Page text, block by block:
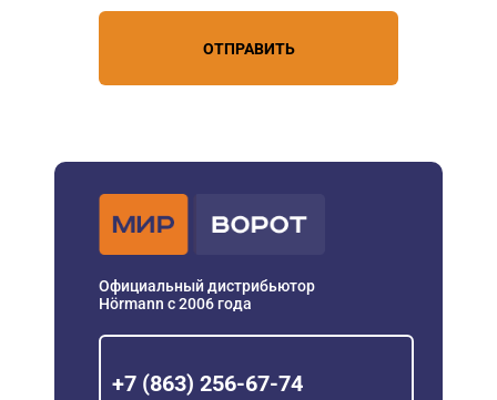
ОТПРАВИТЬ
Официальный дистрибьютор
Hörmann с 2006 года
+7 (863) 256-67-74